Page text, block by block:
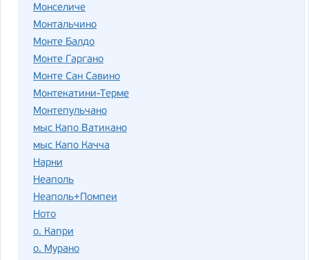
Монселиче
Монтальчино
Монте Балдо
Монте Гаргано
Монте Сан Савино
Монтекатини-Терме
Монтепульчано
мыс Капо Ватикано
мыс Капо Качча
Нарни
Неаполь
Неаполь+Помпеи
Ното
о. Капри
о. Мурано